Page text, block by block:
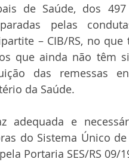
de Saúde, dos
pelas
– CIB/RS, no que
que ainda não têm
das remessas
da Saúde.
adequada e
do Sistema Único
Portaria SES/RS 09/